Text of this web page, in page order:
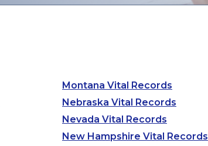
Montana Vital Records
Nebraska Vital Records
Nevada Vital Records
New Hampshire Vital Records